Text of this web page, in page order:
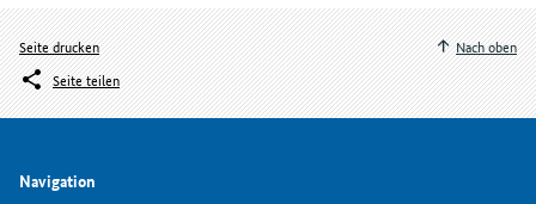
Seite drucken
Seite teilen
Nach oben
Navigation